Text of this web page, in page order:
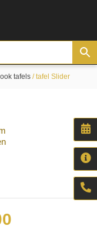
tafels / tafel Slider